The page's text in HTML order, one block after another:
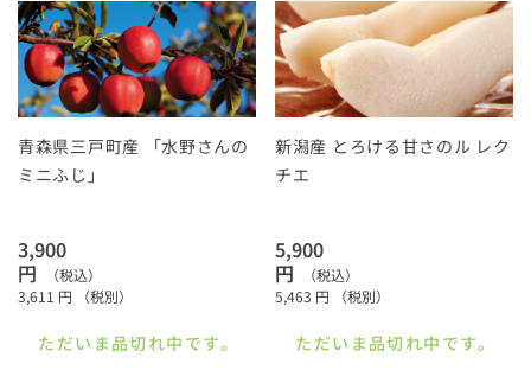
青森県三戸町産 「水野さんの
ミニふじ」
3,900
円
（税込）
3,611 円 （税別）
ただいま品切れ中です。
新潟産 とろける甘さのル レク
チエ
5,900
円
（税込）
5,463 円 （税別）
ただいま品切れ中です。